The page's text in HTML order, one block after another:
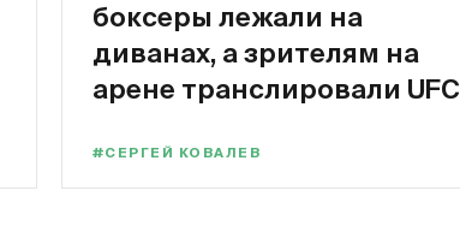
боксеры лежали на
диванах, а зрителям на
арене транслировали UFC
#СЕРГЕЙ КОВАЛЕВ